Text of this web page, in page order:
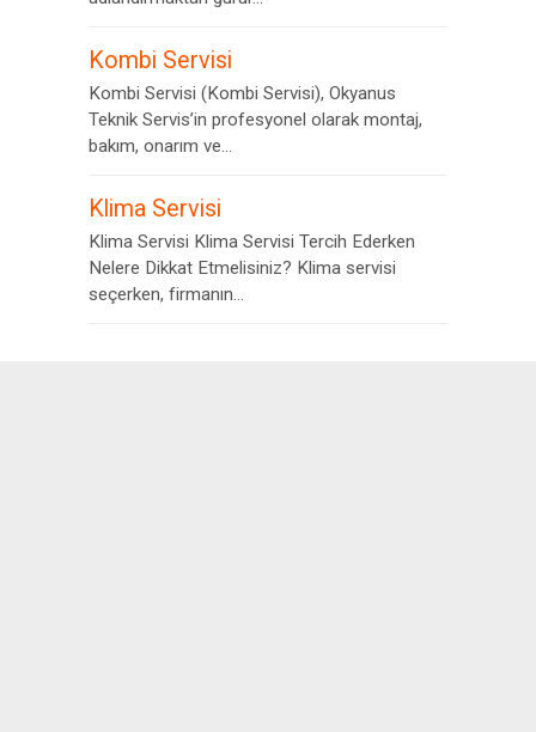
Kombi Servisi
Kombi Servisi (Kombi Servisi), Okyanus
Teknik Servis’in profesyonel olarak montaj,
bakım, onarım ve...
Klima Servisi
Klima Servisi Klima Servisi Tercih Ederken
Nelere Dikkat Etmelisiniz? Klima servisi
seçerken, firmanın...